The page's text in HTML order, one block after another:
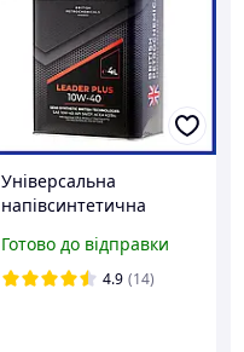
Універсальна
напівсинтетична
Leader Plus 10W-40
SN/CF 4л для 4 тактних
Готово до відправки
4.9 (14)